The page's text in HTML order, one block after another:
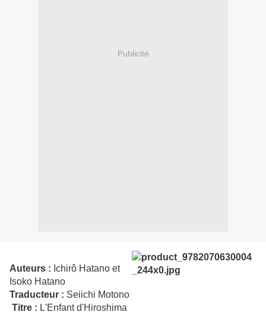
Publicité
Auteurs : Ichirô Hatano et
Isoko Hatano
Traducteur : Seiichi Motono
Titre : L'Enfant d'Hiroshima